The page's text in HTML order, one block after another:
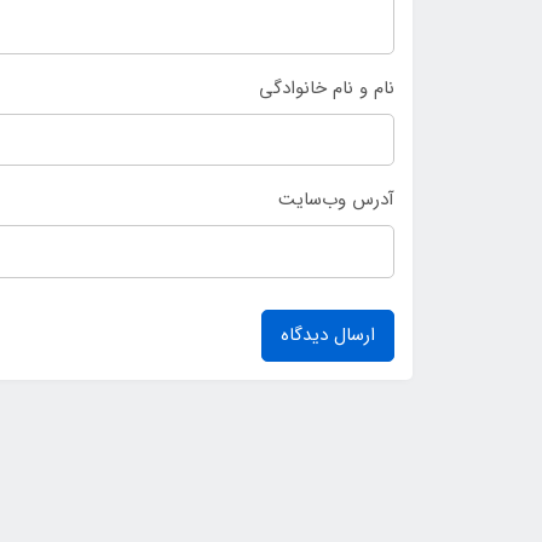
نام و نام خانوادگی
آدرس وب‌سایت
ارسال دیدگاه